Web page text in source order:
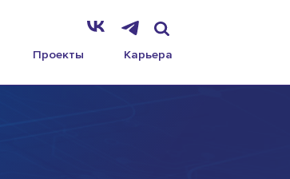
Проекты Карьера